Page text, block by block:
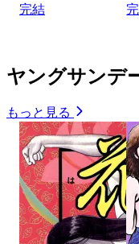
完結
ヤングサンデ
もっと見る